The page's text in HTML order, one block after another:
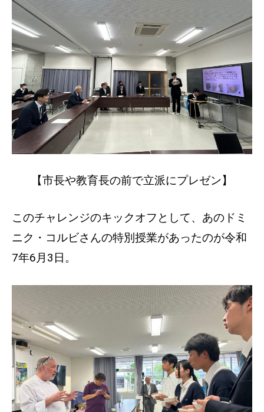
【市長や教育長の前で立派にプレゼン】
このチャレンジのキックオフとして、あのドミ
ニク・コルビさんの特別授業があったのが令和
7年6月3日。